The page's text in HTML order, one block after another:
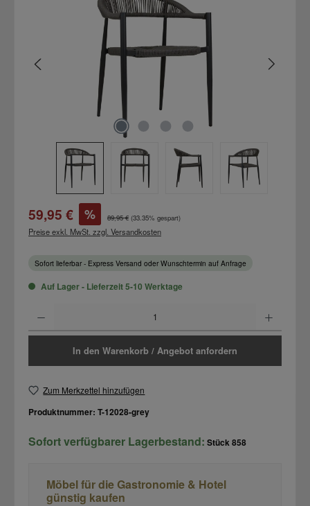
Verkaufspreis:
59,95 € % Regulärer Preis:
89,95 € (33.35% gespart)
Preise exkl. MwSt. zzgl. Versandkosten
Sofort lieferbar - Express Versand oder Wunschtermin auf Anfrage
Auf Lager - Lieferzeit 5-10 Werktage
In den Warenkorb / Angebot anfordern
Zum Merkzettel hinzufügen
Produktnummer: T-12028-grey
Sofort verfügbarer Lagerbestand: Stück 858
Möbel für die Gastronomie & Hotel
günstig kaufen